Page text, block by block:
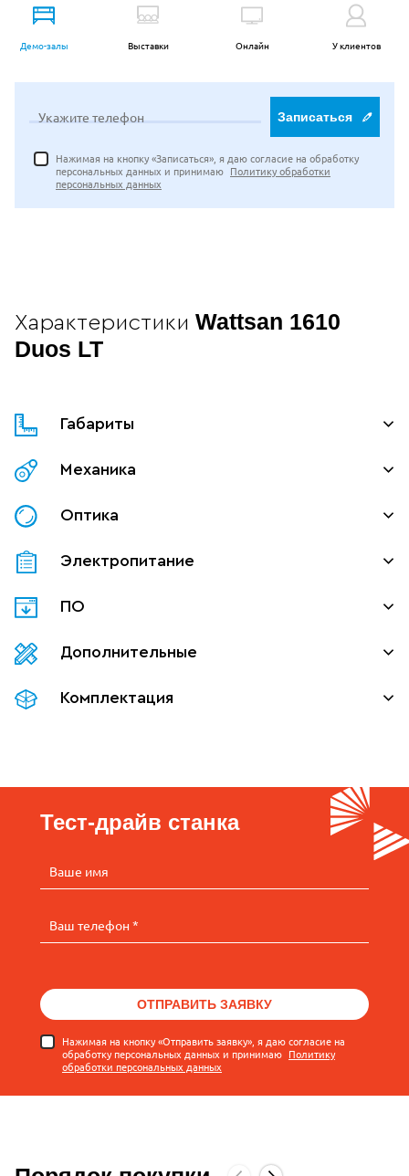
Демо-залы Выставки Онлайн У клиентов
Укажите телефон Записаться
Нажимая на кнопку «Записаться», я даю согласие на обработку
персональных данных и принимаю Политику обработки
персональных данных
Характеристики Wattsan 1610
Duos LT
Габариты
Механика
Оптика
Электропитание
ПО
Дополнительные
Комплектация
Тест-драйв станка
Ваше имя
Ваш телефон *
ОТПРАВИТЬ ЗАЯВКУ
Нажимая на кнопку «Отправить заявку», я даю согласие на
обработку персональных данных и принимаю Политику
обработки персональных данных